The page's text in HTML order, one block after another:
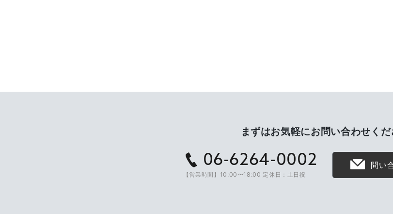
まずはお気軽にお問い合わせくだ
06-6264-0002
【営業時間】10:00〜18:00 定休日：土日祝
問い